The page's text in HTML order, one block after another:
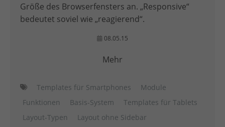
Größe des Browserfensters an. „Responsive“
bedeutet soviel wie „reagierend“.
08.05.15
Mehr
Templates für Smartphones
Module
Funktionen
Basis-System
Templates für Tablets
Layout-Typen
Layout ohne Sidebar